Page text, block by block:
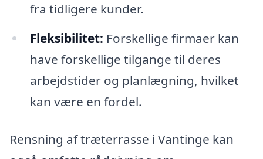
fra tidligere kunder.
Fleksibilitet: Forskellige firmaer kan
have forskellige tilgange til deres
arbejdstider og planlægning, hvilket
kan være en fordel.
Rensning af træterrasse i Vantinge kan